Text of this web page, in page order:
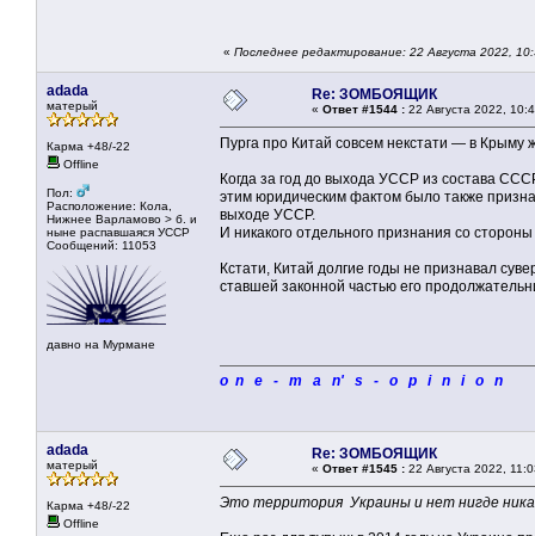
« Последнее редактирование: 22 Августа 2022,
adada
матерый
Карма +48/-22
Offline
Пол:
Расположение: Кола,
Нижнее Варламово > б. и
ныне распавшаяся УССР
Сообщений: 11053
давно на Мурмане
Re: ЗОМБОЯЩИК
« Ответ #1544 : 22 Августа 2022,
Пурга про Китай совсем некстати — в Крыму
Когда за год до выхода УССР из состава
этим юридическим фактом было также
выходе УССР.
И никакого отдельного признания со
Кстати, Китай долгие годы не признавал
ставшей законной частью его
o n e - m a n' s - o p i n i o n
adada
матерый
Карма +48/-22
Offline
Re: ЗОМБОЯЩИК
« Ответ #1545 : 22 Августа 2022,
Это территория Украины и нет нигде